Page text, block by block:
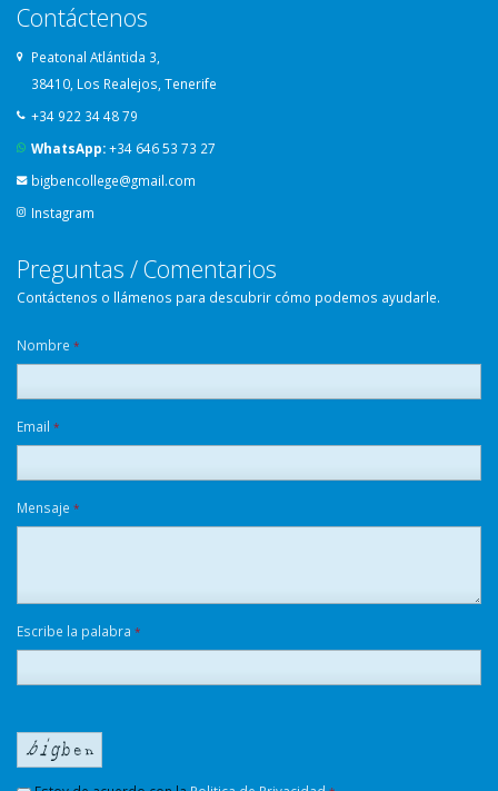
Contáctenos
Peatonal Atlántida 3,
38410, Los Realejos, Tenerife
+34 922 34 48 79
WhatsApp:+34 646 53 73 27
bigbencollege@gmail.com
Instagram
Preguntas / Comentarios
Contáctenos o llámenos para descubrir cómo podemos ayudarle.
Nombre *
Email *
Mensaje *
Escribe la palabra *